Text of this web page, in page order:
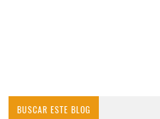
BUSCAR ESTE BLOG